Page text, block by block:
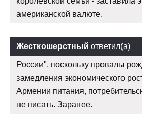
американской валюте.
Жесткошерстный ответил(а)
России", поскольку провалы
замедления экономического
Армении питания,
не писать. Заранее.